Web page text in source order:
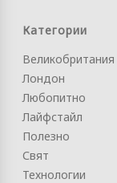
Категории
Великобритания
Лондон
Любопитно
Лайфстайл
Полезно
Свят
Технологии